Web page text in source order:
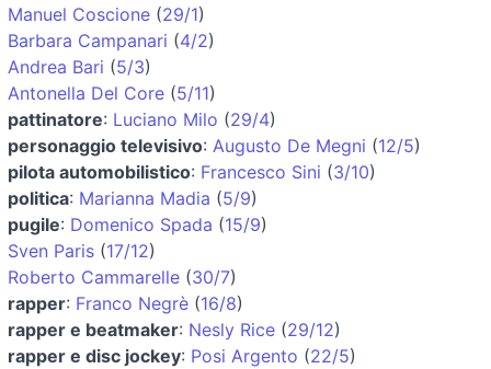
Manuel Coscione (29/1)
Barbara Campanari (4/2)
Andrea Bari (5/3)
Antonella Del Core (5/11)
pattinatore: Luciano Milo (29/4)
personaggio televisivo: Augusto De Megni (12/5)
pilota automobilistico: Francesco Sini (3/10)
politica: Marianna Madia (5/9)
pugile: Domenico Spada (15/9)
Sven Paris (17/12)
Roberto Cammarelle (30/7)
rapper: Franco Negrè (16/8)
rapper e beatmaker: Nesly Rice (29/12)
rapper e disc jockey: Posi Argento (22/5)